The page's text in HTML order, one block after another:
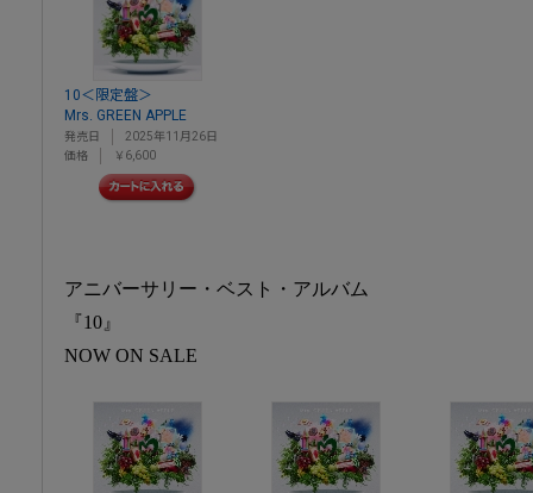
10＜限定盤＞
Mrs. GREEN APPLE
発売日
2025年11月26日
価格
￥6,600
アニバーサリー・ベスト・アルバム
『10』
NOW ON SALE